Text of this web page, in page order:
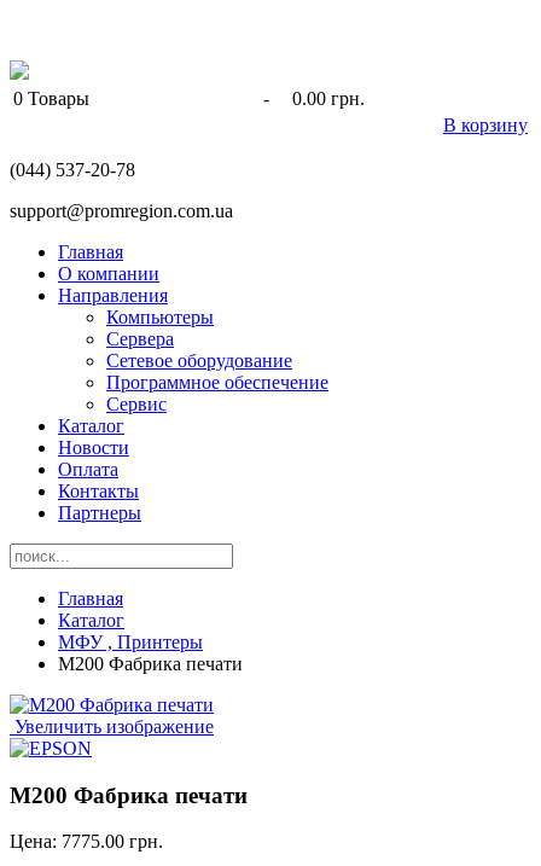
0 Товары -
0.00 грн.
В корзину
(044) 537-20-78
support@promregion.com.ua
Главная
О компании
Направления
Компьютеры
Сервера
Сетевое оборудование
Программное обеспечение
Сервис
Каталог
Новости
Оплата
Контакты
Партнеры
Главная
Каталог
МФУ , Принтеры
M200 Фабрика печати
Увеличить изображение
M200 Фабрика печати
Цена: 7775.00 грн.